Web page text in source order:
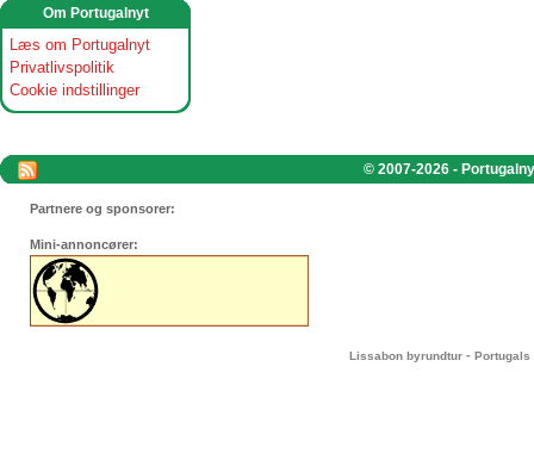
Om Portugalnyt
Læs om Portugalnyt
Privatlivspolitik
Cookie indstillinger
© 2007-2026 -
Partnere og sponsorer:
Mini-annoncører:
Lissabon byrundtur - Portugals